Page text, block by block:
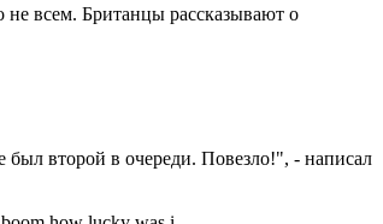
не всем. Британцы рассказывают о
был второй в очереди. Повезло!", - написал